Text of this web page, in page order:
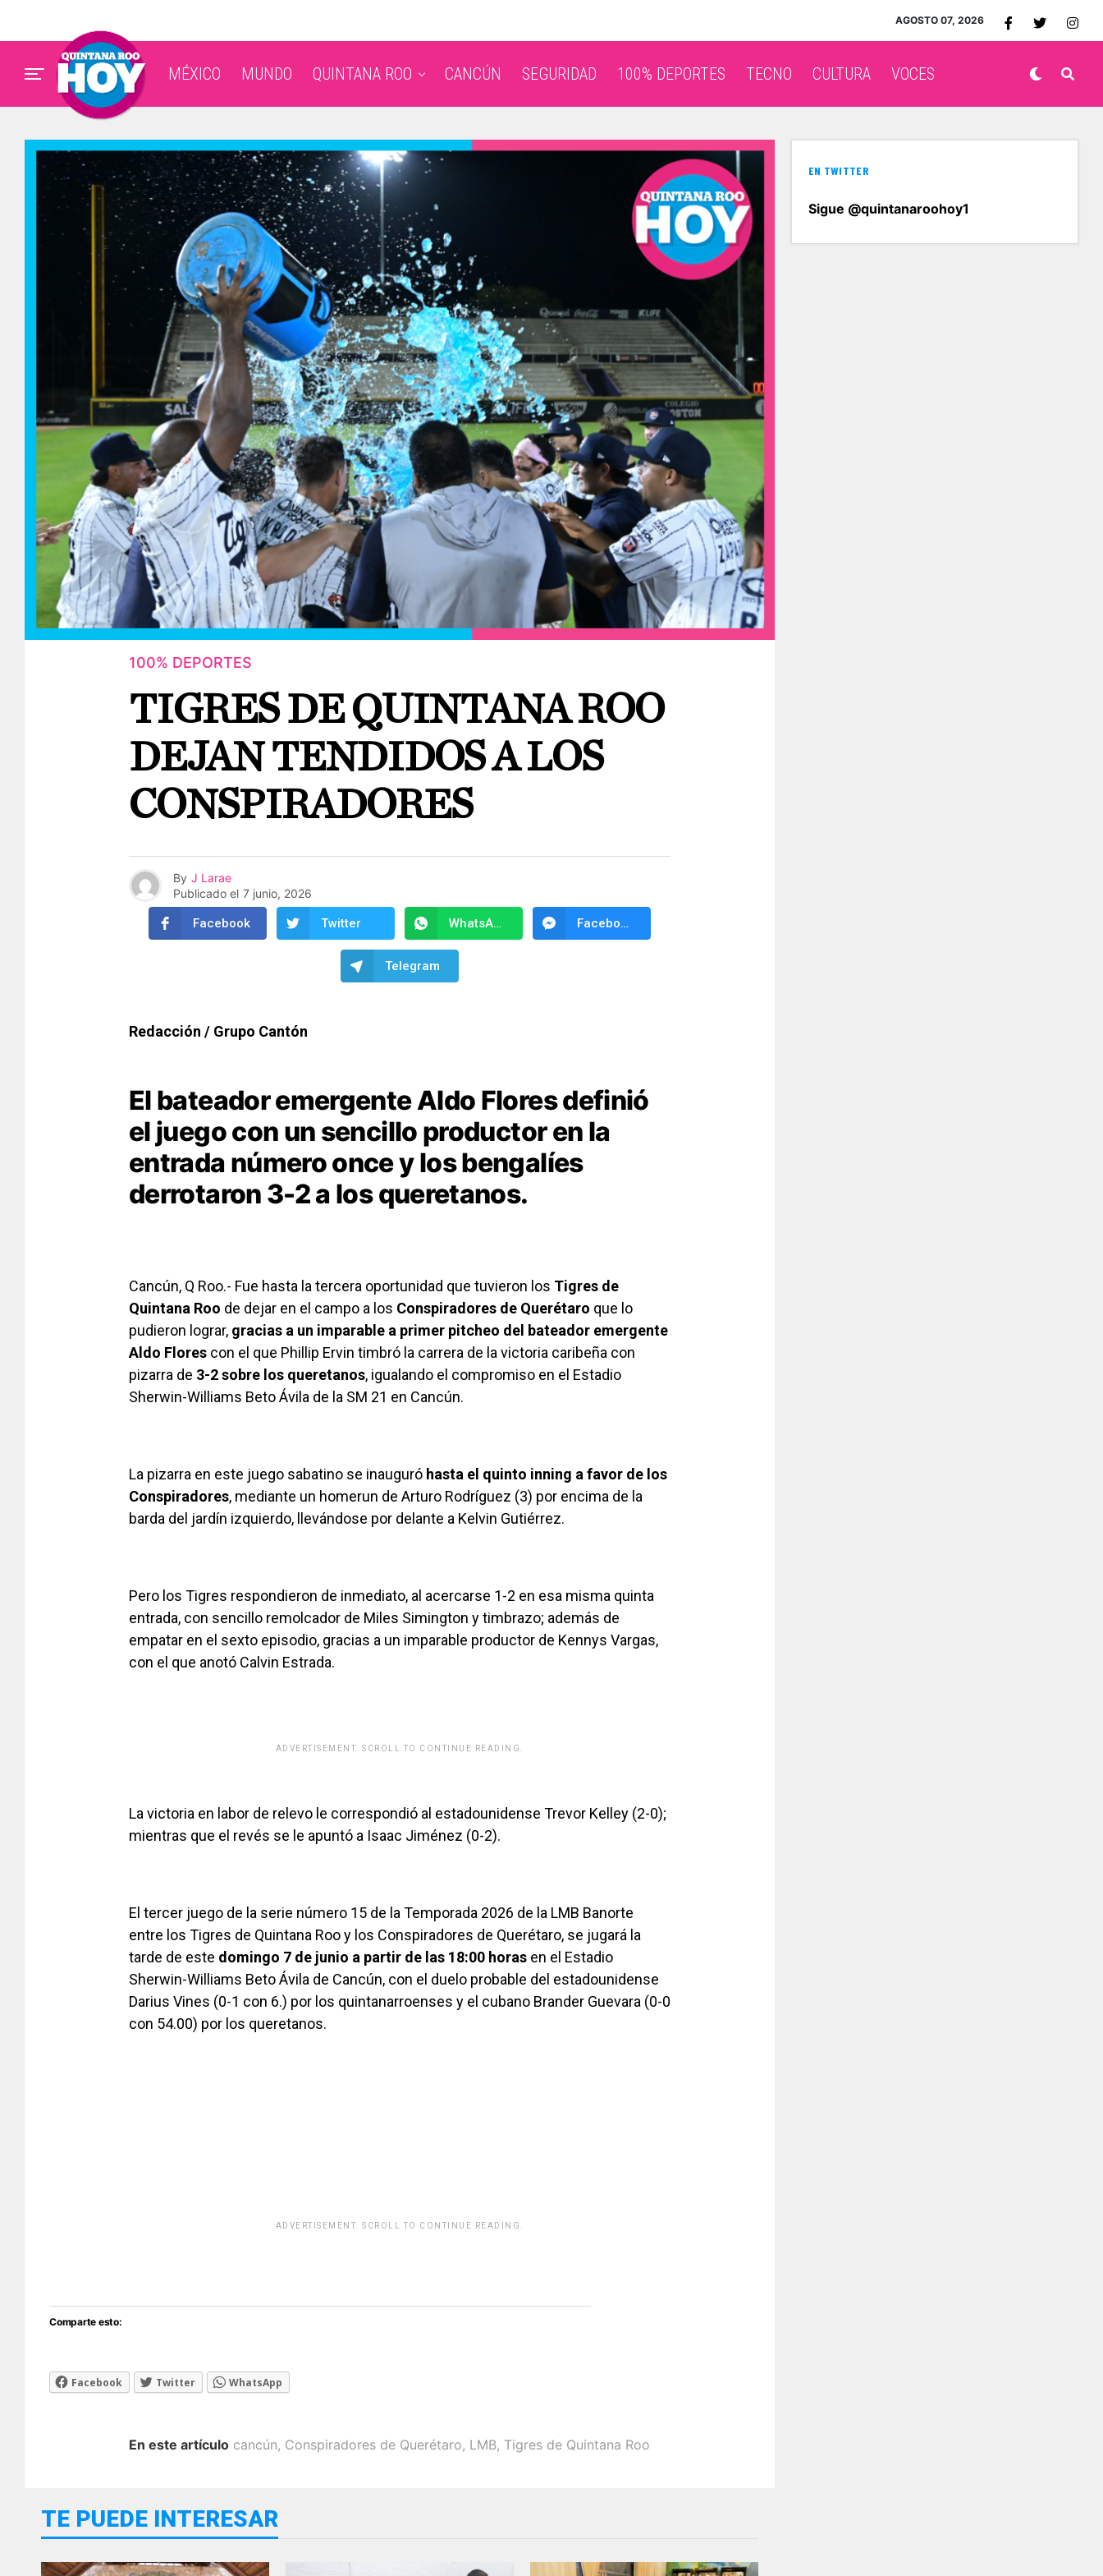
AGOSTO 07, 2026
MÉXICO MUNDO QUINTANA ROO CANCÚN SEGURIDAD 100% DEPORTES TECNO CULTURA VOCES
100% DEPORTES
TIGRES DE QUINTANA ROO
DEJAN TENDIDOS A LOS
CONSPIRADORES
By J Larae
Publicado el 7 junio, 2026
Facebook Twitter WhatsApp Facebook Messenger
Telegram
Redacción / Grupo Cantón
El bateador emergente Aldo Flores definió
el juego con un sencillo productor en la
entrada número once y los bengalíes
derrotaron 3-2 a los queretanos.
Cancún, Q Roo.- Fue hasta la tercera oportunidad que tuvieron los Tigres de
Quintana Roo de dejar en el campo a los Conspiradores de Querétaro que lo
pudieron lograr, gracias a un imparable a primer pitcheo del bateador emergente
Aldo Flores con el que Phillip Ervin timbró la carrera de la victoria caribeña con
pizarra de 3-2 sobre los queretanos, igualando el compromiso en el Estadio
Sherwin-Williams Beto Ávila de la SM 21 en Cancún.
La pizarra en este juego sabatino se inauguró hasta el quinto inning a favor de los
Conspiradores, mediante un homerun de Arturo Rodríguez (3) por encima de la
barda del jardín izquierdo, llevándose por delante a Kelvin Gutiérrez.
Pero los Tigres respondieron de inmediato, al acercarse 1-2 en esa misma quinta
entrada, con sencillo remolcador de Miles Simington y timbrazo; además de
empatar en el sexto episodio, gracias a un imparable productor de Kennys Vargas,
con el que anotó Calvin Estrada.
ADVERTISEMENT. SCROLL TO CONTINUE READING.
La victoria en labor de relevo le correspondió al estadounidense Trevor Kelley (2-0);
mientras que el revés se le apuntó a Isaac Jiménez (0-2).
El tercer juego de la serie número 15 de la Temporada 2026 de la LMB Banorte
entre los Tigres de Quintana Roo y los Conspiradores de Querétaro, se jugará la
tarde de este domingo 7 de junio a partir de las 18:00 horas en el Estadio
Sherwin-Williams Beto Ávila de Cancún, con el duelo probable del estadounidense
Darius Vines (0-1 con 6.) por los quintanarroenses y el cubano Brander Guevara (0-0
con 54.00) por los queretanos.
ADVERTISEMENT. SCROLL TO CONTINUE READING.
Comparte esto:
Facebook Twitter WhatsApp
En este artículo cancún, Conspiradores de Querétaro, LMB, Tigres de Quintana Roo
TE PUEDE INTERESAR
EN TWITTER
Sigue @quintanaroohoy1